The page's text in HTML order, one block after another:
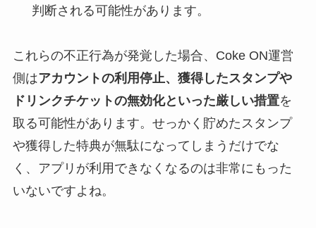
判断される可能性があります。
これらの不正行為が発覚した場合、Coke ON運営
側はアカウントの利用停止、獲得したスタンプや
ドリンクチケットの無効化といった厳しい措置を
取る可能性があります。せっかく貯めたスタンプ
や獲得した特典が無駄になってしまうだけでな
く、アプリが利用できなくなるのは非常にもった
いないですよね。